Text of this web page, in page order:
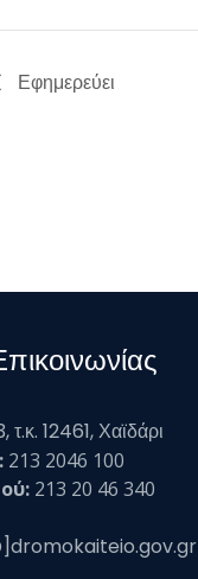
Εφημερεύει
12461, Χαϊδάρι
213 2046 100
213 20 46 340